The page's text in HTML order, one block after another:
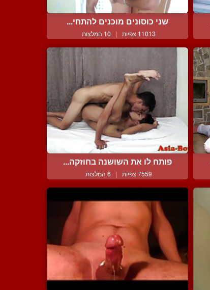
שני כוסונים מוכנים להתחי...
11013 צפיות | 10 המלצות
פותח לו את השושנה בחוזקה...
7559 צפיות | 6 המלצות